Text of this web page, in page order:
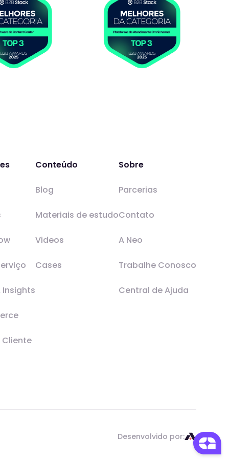
Cliente
Conteúdo
Blog
Materiais de estudo
Videos
Cases
Sobre
Parcerias
Contato
A Neo
Trabalhe Conosco
Central de Ajuda
Desenvolvido por: